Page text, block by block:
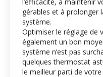
gérables et à prolonger
système.
Optimiser le réglage de
également un bon
système n’est pas
quelques thermostat
le meilleur parti de